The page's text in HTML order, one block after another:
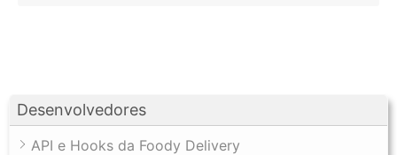
Desenvolvedores
API e Hooks da Foody Delivery